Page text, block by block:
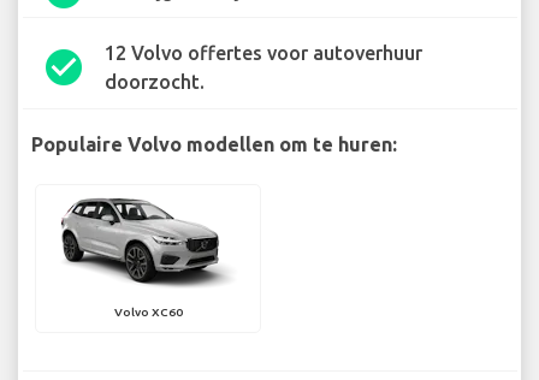
check_circle
12 Volvo offertes voor autoverhuur
doorzocht.
Populaire Volvo modellen om te huren:
Volvo XC60